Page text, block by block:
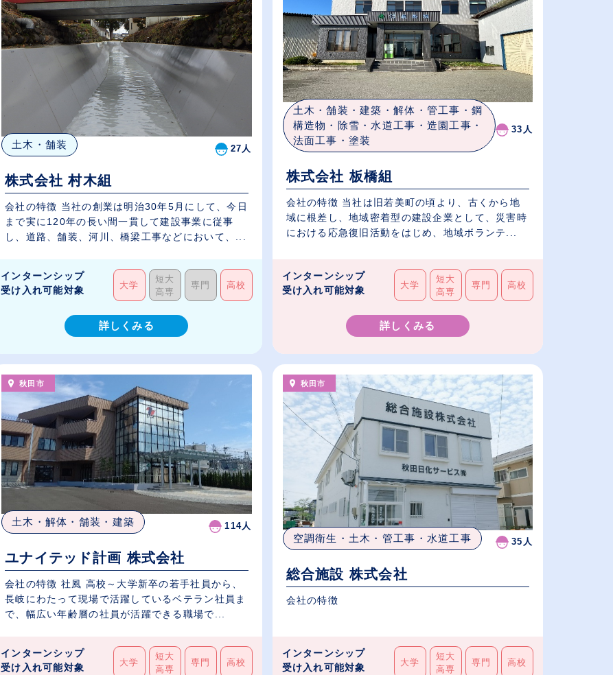
従業員が多い順
土木・舗装 27人
株式会社 村木組
会社の特徴 当社の創業は明治30年5月にして、今日
まで実に120年の長い間一貫して建設事業に従事
し、道路、舗装、河川、橋梁工事などにおいて、...
インターンシップ
受け入れ可能対象
大学
短大
高専
専門 高校
詳しくみる
土木・舗装・建築・解体・管工事・鋼
構造物・除雪・水道工事・造園工事・
法面工事・塗装
33人
株式会社 板橋組
会社の特徴 当社は旧若美町の頃より、古くから地
域に根差し、地域密着型の建設企業として、災害時
における応急復旧活動をはじめ、地域ボランテ...
インターンシップ
受け入れ可能対象
大学
短大
高専
専門 高校
詳しくみる
秋田市
土木・解体・舗装・建築 114人
ユナイテッド計画 株式会社
会社の特徴 社風 高校～大学新卒の若手社員から、
長岐にわたって現場で活躍しているベテラン社員ま
で、幅広い年齢層の社員が活躍できる職場で...
インターンシップ
受け入れ可能対象
大学
短大
高専
専門 高校
秋田市
空調衛生・土木・管工事・水道工事 35人
総合施設 株式会社
会社の特徴
インターンシップ
受け入れ可能対象
大学
短大
高専
専門 高校